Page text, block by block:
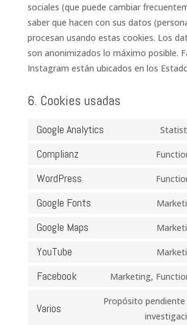
sociales (que puede cambiar
saber que hacen con sus datos
procesan usando estas cookies. Los
son anonimizados lo máximo posible.
Instagram están ubicados en los
6. Cookies usadas
Google Analytics
Complianz
WordPress
Google Fonts
Google Maps
YouTube
Facebook Marketing,
Varios
Propósito pendiente